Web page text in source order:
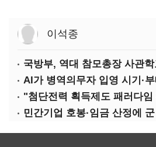
이석종
AI가 병역의무자 입영 시기·
민간기업 호봉·임금 산정에